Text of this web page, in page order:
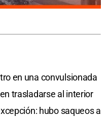
en una convulsionada
trasladarse al interior
hubo saqueos a